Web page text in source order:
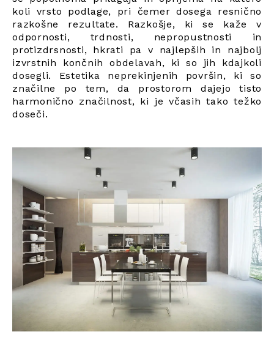
koli vrsto podlage, pri čemer dosega resnično
razkošne rezultate. Razkošje, ki se kaže v
odpornosti, trdnosti, nepropustnosti in
protizdrsnosti, hkrati pa v najlepših in najbolj
izvrstnih končnih obdelavah, ki so jih kdajkoli
dosegli. Estetika neprekinjenih površin, ki so
značilne po tem, da prostorom dajejo tisto
harmonično značilnost, ki je včasih tako težko
doseči.